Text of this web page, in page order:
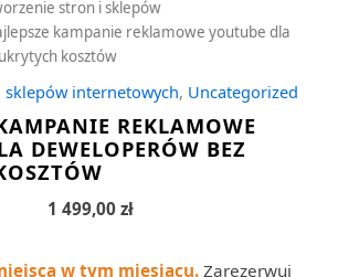
stron i sklepów
kampanie reklamowe youtube dla
kosztów
internetowych, Uncategorized
REKLAMOWE
DEWELOPERÓW BEZ
1 499,00 zł
w tym miesiącu. Zarezerwuj